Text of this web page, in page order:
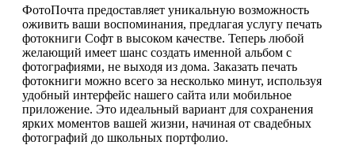
ФотоПочта предоставляет уникальную возможность
оживить ваши воспоминания, предлагая услугу печать
фотокниги Софт в высоком качестве. Теперь любой
желающий имеет шанс создать именной альбом с
фотографиями, не выходя из дома. Заказать печать
фотокниги можно всего за несколько минут, используя
удобный интерфейс нашего сайта или мобильное
приложение. Это идеальный вариант для сохранения
ярких моментов вашей жизни, начиная от свадебных
фотографий до школьных портфолио.